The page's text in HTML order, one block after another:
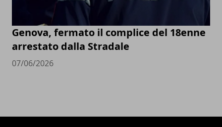
Genova, fermato il complice del 18enne
arrestato dalla Stradale
07/06/2026